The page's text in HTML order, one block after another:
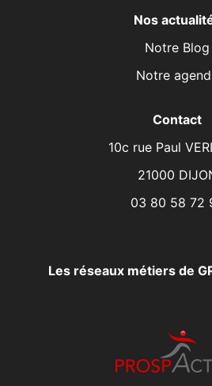
Nos
Notre Blog
Notre
Contact
10c rue Paul
21000
03 80 58 72
Les réseaux métiers de